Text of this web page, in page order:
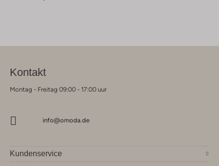
Kontakt
Montag - Freitag 09:00 - 17:00 uur
info@omoda.de
Kundenservice